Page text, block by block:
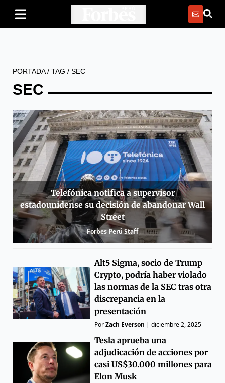
PORTADA/ TAG / SEC
SEC
Telefónica notifica a supervisor
estadounidense su decisión de abandonar Wall
Street
Forbes Perú Staff
Alt5 Sigma, socio de Trump
Crypto, podría haber violado
las normas de la SEC tras otra
discrepancia en la
presentación
PorZach Everson |diciembre 2, 2025
Tesla aprueba una
adjudicación de acciones por
casi US$30.000 millones para
Elon Musk